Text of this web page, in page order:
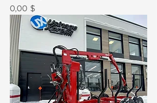
Prix
0,00 $